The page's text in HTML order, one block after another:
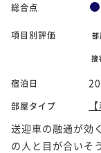
総合点
項目別評価 部
接
宿泊日
部屋タイプ
送迎車の融通が効
の人と目が合いそ